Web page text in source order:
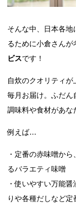
そんな中、日本各
るために小倉さんが
ビスです！
自炊のクオリティ
毎月お届け。ふだん
調味料や食材があな
例えば…
・定番の赤味噌か
るバラエティ味噌
・使いやすい万能
りや各種だしなど定